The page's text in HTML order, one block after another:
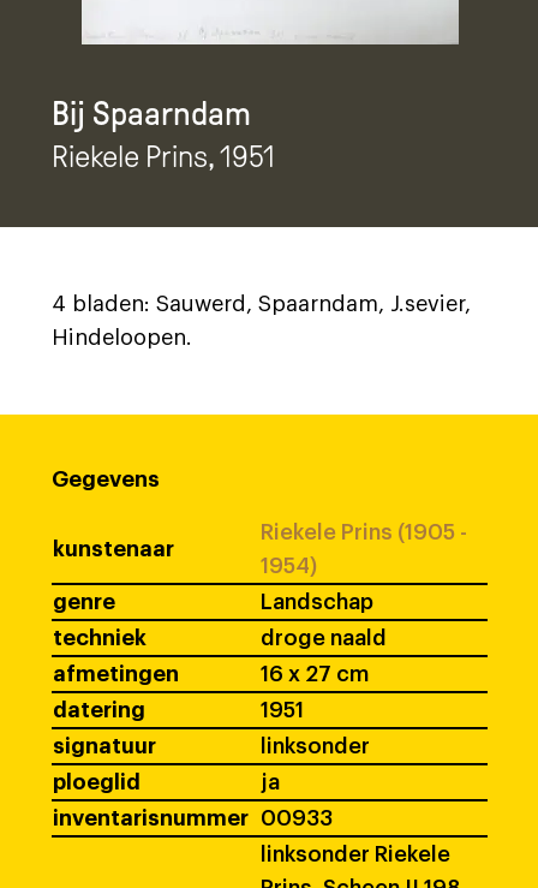
Bij Spaarndam
Riekele Prins, 1951
4 bladen: Sauwerd, Spaarndam, J.sevier,
Hindeloopen.
Gegevens
kunstenaar
Riekele Prins (1905 -
1954)
genre
Landschap
techniek
droge naald
afmetingen
16 x 27 cm
datering
1951
signatuur
linksonder
ploeglid
ja
inventarisnummer
00933
linksonder Riekele